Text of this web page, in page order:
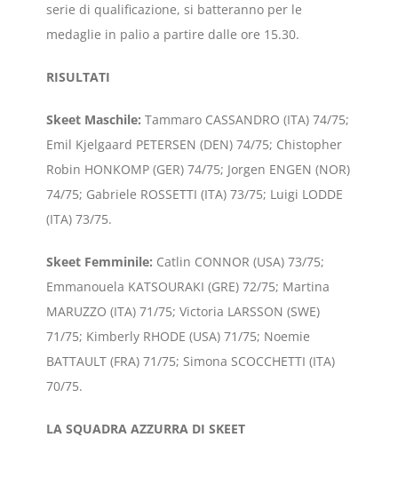
serie di qualificazione, si batteranno per le
medaglie in palio a partire dalle ore 15.30.
RISULTATI
Skeet Maschile: Tammaro CASSANDRO (ITA) 74/75;
Emil Kjelgaard PETERSEN (DEN) 74/75; Chistopher
Robin HONKOMP (GER) 74/75; Jorgen ENGEN (NOR)
74/75; Gabriele ROSSETTI (ITA) 73/75; Luigi LODDE
(ITA) 73/75.
Skeet Femminile: Catlin CONNOR (USA) 73/75;
Emmanouela KATSOURAKI (GRE) 72/75; Martina
MARUZZO (ITA) 71/75; Victoria LARSSON (SWE)
71/75; Kimberly RHODE (USA) 71/75; Noemie
BATTAULT (FRA) 71/75; Simona SCOCCHETTI (ITA)
70/75.
LA SQUADRA AZZURRA DI SKEET